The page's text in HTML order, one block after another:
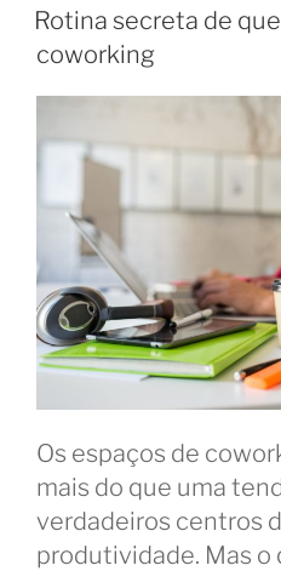
que
para
compartilhado”
EM
Rotina secreta de
coworking
Os espaços de
mais do que uma
verdadeiros centros
produtividade. Mas o